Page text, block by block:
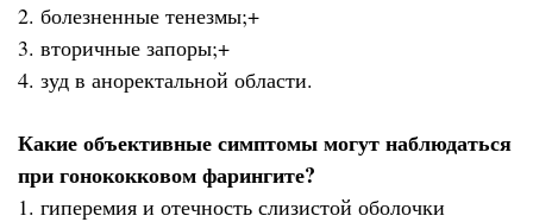
2. болезненные тенезмы;+
3. вторичные запоры;+
4. зуд в аноректальной области.
Какие объективные симптомы могут наблюдаться
при гонококковом фарингите?
1. гиперемия и отечность слизистой оболочки